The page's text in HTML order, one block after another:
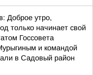
Доброе утро,
только начинает свой
Госсовета
и командой
в Садовый район